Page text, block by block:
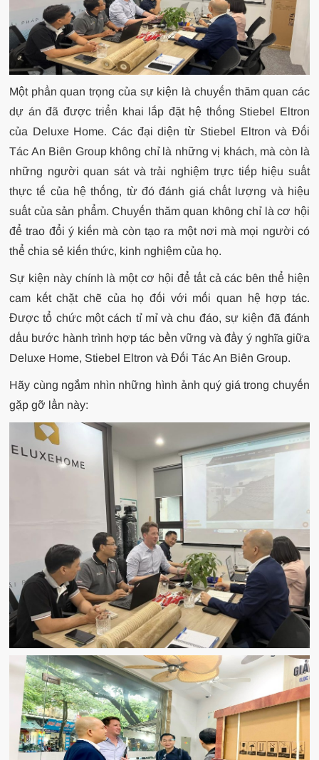
Một phần quan trọng của sự kiện là chuyến thăm quan các
dự án đã được triển khai lắp đặt hệ thống Stiebel Eltron
của Deluxe Home. Các đại diện từ Stiebel Eltron và Đối
Tác An Biên Group không chỉ là những vị khách, mà còn là
những người quan sát và trải nghiệm trực tiếp hiệu suất
thực tế của hệ thống, từ đó đánh giá chất lượng và hiệu
suất của sản phẩm. Chuyến thăm quan không chỉ là cơ hội
để trao đổi ý kiến mà còn tạo ra một nơi mà mọi người có
thể chia sẻ kiến thức, kinh nghiệm của họ.
Sự kiện này chính là một cơ hội để tất cả các bên thể hiện
cam kết chặt chẽ của họ đối với mối quan hệ hợp tác.
Được tổ chức một cách tỉ mỉ và chu đáo, sự kiện đã đánh
dấu bước hành trình hợp tác bền vững và đầy ý nghĩa giữa
Deluxe Home, Stiebel Eltron và Đối Tác An Biên Group.
Hãy cùng ngắm nhìn những hình ảnh quý giá trong chuyến
gặp gỡ lần này: